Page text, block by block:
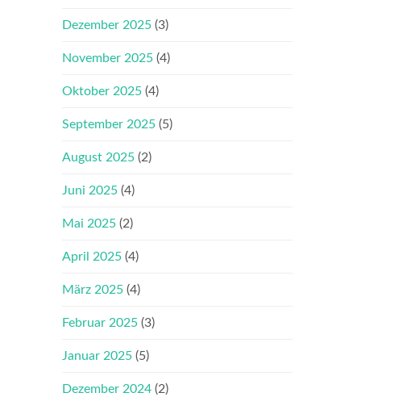
Dezember 2025 (3)
November 2025 (4)
Oktober 2025 (4)
September 2025 (5)
August 2025 (2)
Juni 2025 (4)
Mai 2025 (2)
April 2025 (4)
März 2025 (4)
Februar 2025 (3)
Januar 2025 (5)
Dezember 2024 (2)